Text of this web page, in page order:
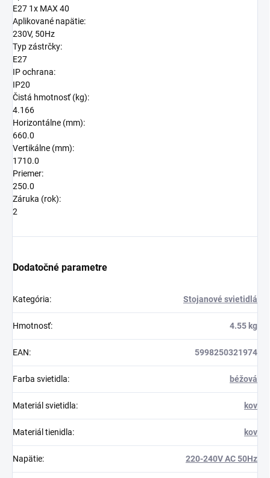
E27 1x MAX 40
Aplikované napätie:
230V, 50Hz
Typ zástrčky:
E27
IP ochrana:
IP20
Čistá hmotnosť (kg):
4.166
Horizontálne (mm):
660.0
Vertikálne (mm):
1710.0
Priemer:
250.0
Záruka (rok):
2
Dodatočné parametre
Kategória: Stojanové svietidlá
Hmotnosť: 4.55 kg
EAN: 5998250321974
Farba svietidla: béžová
Materiál svietidla: kov
Materiál tienidla: kov
Napätie: 220-240V AC 50Hz